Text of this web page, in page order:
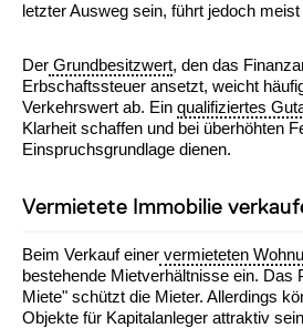
letzter Ausweg sein, führt jedoch
Der Grundbesitzwert, den das
Erbschaftssteuer ansetzt, weicht
Verkehrswert ab. Ein qualifiziertes
Klarheit schaffen und bei überhöhten
Einspruchsgrundlage dienen.
Vermietete Immobilie
Beim Verkauf einer vermieteten
bestehende Mietverhältnisse ein. Das
Miete" schützt die Mieter. Allerdings
Objekte für Kapitalanleger attraktiv